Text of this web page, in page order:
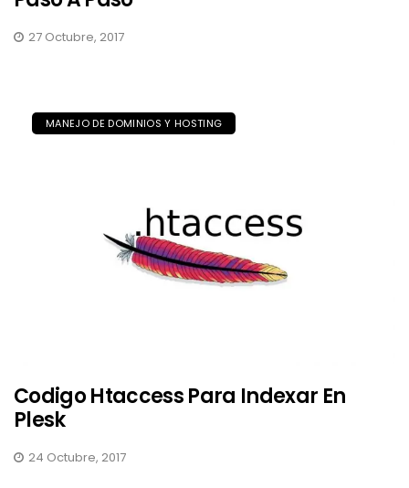
27 Octubre, 2017
MANEJO DE DOMINIOS Y HOSTING
Codigo Htaccess Para Indexar En
Plesk
24 Octubre, 2017